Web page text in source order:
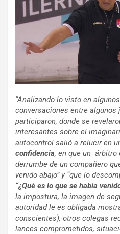
“Analizando lo visto en
conversaciones entre algunos
participaron, donde se
interesantes sobre el
autocontrol salió a relucir en
confidencia, en que un
derrumbe de un compañero
venido abajo” y “que lo
“¿Qué es lo que se había
la impostura, la imagen de
autoridad le es obligada
conscientes), otros colegas
lances comprometidos,